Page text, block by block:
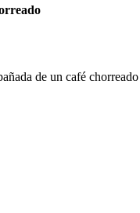
de un café chorreado